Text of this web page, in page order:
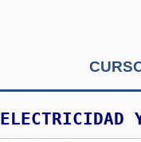
ELECTRICIDAD